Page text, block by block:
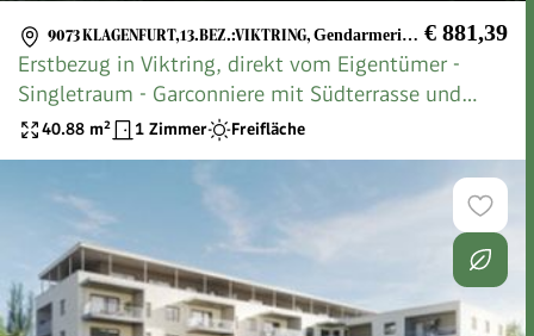
9073 KLAGENFURT,13.BEZ.:VIKTRING, Gendarmeriestraße 2B/29 € 881,39
Erstbezug in Viktring, direkt vom Eigentümer -
Singletraum - Garconniere mit Südterrasse und
Küche
40.88 m² 1 Zimmer Freifläche